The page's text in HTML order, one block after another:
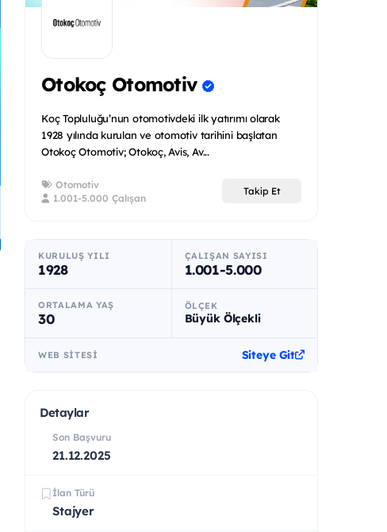
Otokoç Otomotiv
Koç Topluluğu’nun otomotivdeki ilk yatırımı olarak
1928 yılında kurulan ve otomotiv tarihini başlatan
Otokoç Otomotiv; Otokoç, Avis, Av...
Otomotiv
1.001-5.000 Çalışan
Takip Et
KURULUŞ YILI
1928
ÇALIŞAN SAYISI
1.001-5.000
ORTALAMA YAŞ
30
ÖLÇEK
Büyük Ölçekli
WEB SITESI Siteye Git
Detaylar
Son Başvuru
21.12.2025
İlan Türü
Stajyer